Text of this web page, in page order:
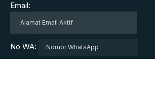
Email:
No WA: